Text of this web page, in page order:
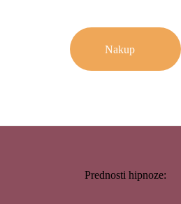
Nakup
Prednosti hipnoze: